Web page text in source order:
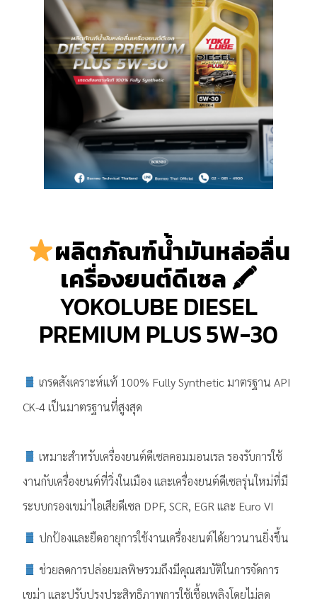
ผลิตภัณฑ์น้ำมันหล่อลื่น
เครื่องยนต์ดีเซล 🖍
YOKOLUBE DIESEL
PREMIUM PLUS 5W-30
เกรดสังเคราะห์แท้ 100% Fully Synthetic มาตรฐาน API
CK-4 เป็นมาตรฐานที่สูงสุด
เหมาะสำหรับเครื่องยนต์ดีเซลคอมมอนเรล รองรับการใช้
งานกับเครื่องยนต์ที่วิ่งในเมือง และเครื่องยนต์ดีเซลรุ่นใหม่ที่มี
ระบบกรองเขม่าไอเสียดีเซล DPF, SCR, EGR และ Euro VI
ปกป้องและยืดอายุการใช้งานเครื่องยนต์ได้ยาวนานยิ่งขึ้น
ช่วยลดการปล่อยมลพิษรวมถึงมีคุณสมบัติในการจัดการ
เขม่า และปรับปรุงประสิทธิภาพการใช้เชื้อเพลิงโดยไม่ลด